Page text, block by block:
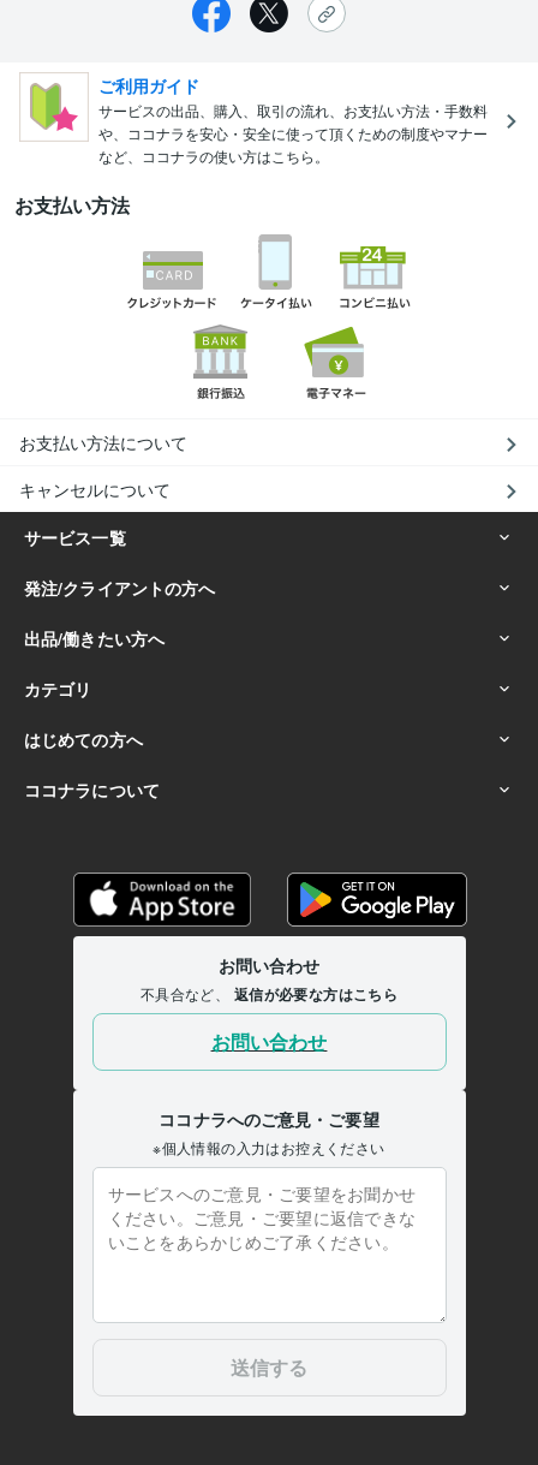
ご利用ガイド
サービスの出品、購入、取引の流れ、お支払い方法・手数料
や、ココナラを安心・安全に使って頂くための制度やマナー
など、ココナラの使い方はこちら。
お支払い方法
お支払い方法について
キャンセルについて